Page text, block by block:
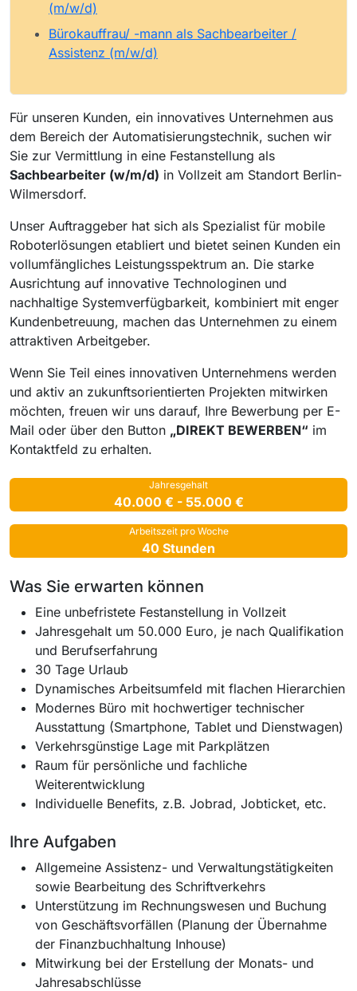
(m/w/d)
Bürokauffrau/ -mann als Sachbearbeiter /
Assistenz (m/w/d)
Für unseren Kunden, ein innovatives Unternehmen aus
dem Bereich der Automatisierungstechnik, suchen wir
Sie zur Vermittlung in eine Festanstellung als
Sachbearbeiter (w/m/d) in Vollzeit am Standort Berlin-
Wilmersdorf.
Unser Auftraggeber hat sich als Spezialist für mobile
Roboterlösungen etabliert und bietet seinen Kunden ein
vollumfängliches Leistungsspektrum an. Die starke
Ausrichtung auf innovative Technologinen und
nachhaltige Systemverfügbarkeit, kombiniert mit enger
Kundenbetreuung, machen das Unternehmen zu einem
attraktiven Arbeitgeber.
Wenn Sie Teil eines innovativen Unternehmens werden
und aktiv an zukunftsorientierten Projekten mitwirken
möchten, freuen wir uns darauf, Ihre Bewerbung per E-
Mail oder über den Button „DIREKT BEWERBEN“ im
Kontaktfeld zu erhalten.
Jahresgehalt
40.000 € - 55.000 €
Arbeitszeit pro Woche
40 Stunden
Was Sie erwarten können
Eine unbefristete Festanstellung in Vollzeit
Jahresgehalt um 50.000 Euro, je nach Qualifikation
und Berufserfahrung
30 Tage Urlaub
Dynamisches Arbeitsumfeld mit flachen Hierarchien
Modernes Büro mit hochwertiger technischer
Ausstattung (Smartphone, Tablet und Dienstwagen)
Verkehrsgünstige Lage mit Parkplätzen
Raum für persönliche und fachliche
Weiterentwicklung
Individuelle Benefits, z.B. Jobrad, Jobticket, etc.
Ihre Aufgaben
Allgemeine Assistenz- und Verwaltungstätigkeiten
sowie Bearbeitung des Schriftverkehrs
Unterstützung im Rechnungswesen und Buchung
von Geschäftsvorfällen (Planung der Übernahme
der Finanzbuchhaltung Inhouse)
Mitwirkung bei der Erstellung der Monats- und
Jahresabschlüsse